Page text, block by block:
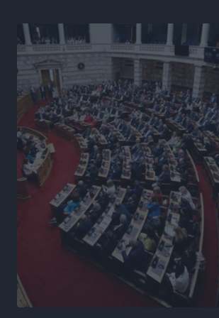
Γ. Χατζημάρκος από το Μέγαρο
τουρισμός μπορεί να γίνει ο
ελληνικής βιομηχανίας”
Τοπικές Ειδήσεις• πριν 13 ώρες
Έρευνα ΕΟΤ: Οι Ευρωπαίοι ταξιδιώτες
Ελλάδα
Ειδήσεις πριν 13 ώρες
Άκυρες οι εγκύκλιοι που δεν
υποχρεωτική η δημοσίευσή τους από
Οκτωβρίου
πριν 13 ώρες
Καύσιμα: «Καίνε» οι τιμές και στα